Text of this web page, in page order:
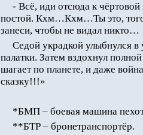
- Всё, иди отсюда к
постой. Кхм…Кхм…Ты это,
занеси, чтобы не видал никто…
Седой украдкой улыбнулся
палатки. Затем вздохнул
шагает по планете, и даже
сказку!!!»
*БМП – боевая машина
**БТР – бронетранспортёр.